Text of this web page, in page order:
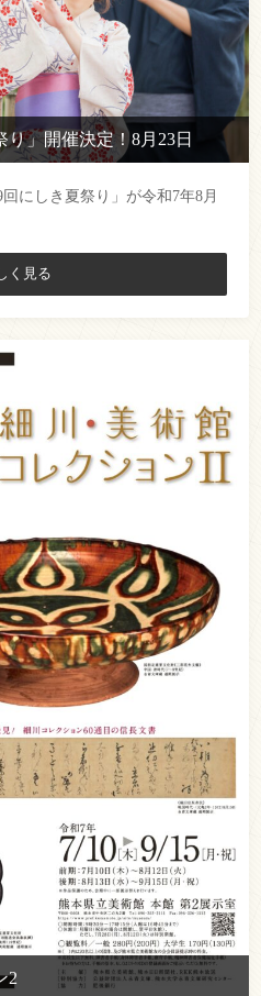
」開催決定！8月23日
にしき夏祭り」が令和7年8月
く見る
2